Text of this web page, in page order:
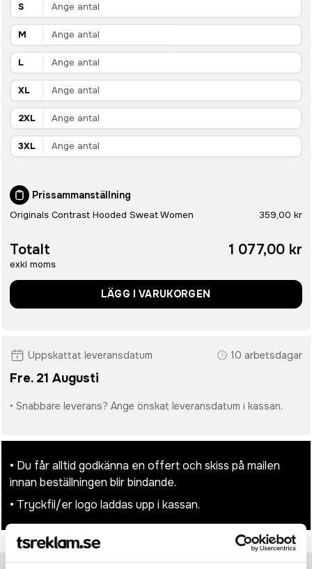
S
M
L
XL
2XL
3XL
Prissammanställning
Originals Contrast Hooded Sweat Women 359,00 kr
Totalt
exkl moms
1 077,00 kr
LÄGG I VARUKORGEN
Uppskattat leveransdatum 10 arbetsdagar
Fre. 21 Augusti
• Snabbare leverans? Ange önskat leveransdatum i kassan.
• Du får alltid godkänna en offert och skiss på mailen
innan beställningen blir bindande.
• Tryckfil/er logo laddas upp i kassan.